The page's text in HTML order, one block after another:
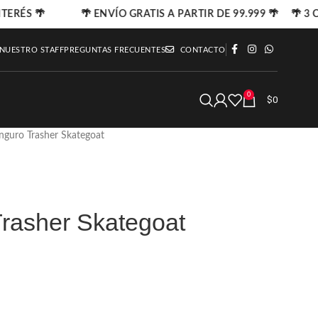
STAFFPREGUNTAS FRECUENTES CONTACTO
0 $0
Trasher Skategoat
Skategoat
🌴 🌴 ENVÍO GRATIS A PARTIR DE 99.999 🌴 🌴 3